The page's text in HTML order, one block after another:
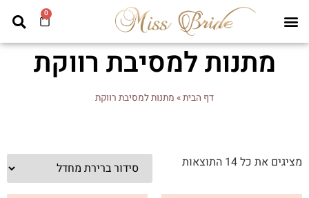
0
מתנות למסיבת רווקת
דף הבית» מתנות למסיבת רווקת
מציגים את כל ⁦14⁩ התוצאות